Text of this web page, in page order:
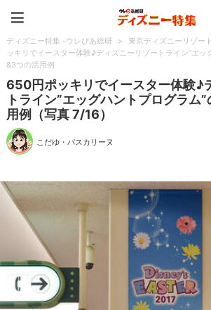
ディズニー特集 -ウレぴあ総研 > 東京ディズニーリゾート
ッキリでイースター体験♪ディズニーリゾートライン”エッ
&3つの活用例
650円ポッキリでイースター体験♪
トライン”エッグハントプログラム
用例（写真 7/16）
こだゆ・パスカリーヌ